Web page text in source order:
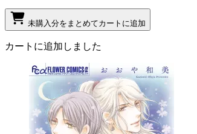
未購入分をまとめてカートに追加
カートに追加しました